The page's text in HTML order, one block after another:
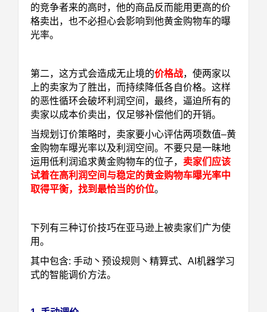
的竞争者来的高时，他的商品反而能用更高的价
格卖出，也不必担心会影响到他黄金购物车的曝
光率。
第二，这方式会造成无止境的价格战，使两家以
上的卖家为了胜出，而持续降低各自价格。这样
的恶性循环会破坏利润空间，最终，逼迫所有的
卖家以成本价卖出，仅足够补偿他们的开销。
当规划订价策略时，卖家要小心评估两项数值–黄
金购物车曝光率以及利润空间。不要只是一昧地
运用低利润追求黄金购物车的位子， 卖家们应该
试着在高利润空间与稳定的黄金购物车曝光率中
取得平衡，找到最恰当的价位。
下列有三种订价技巧在亚马逊上被卖家们广为使
用。
其中包含: 手动丶预设规则丶精算式、AI机器学习
式的智能调价方法。